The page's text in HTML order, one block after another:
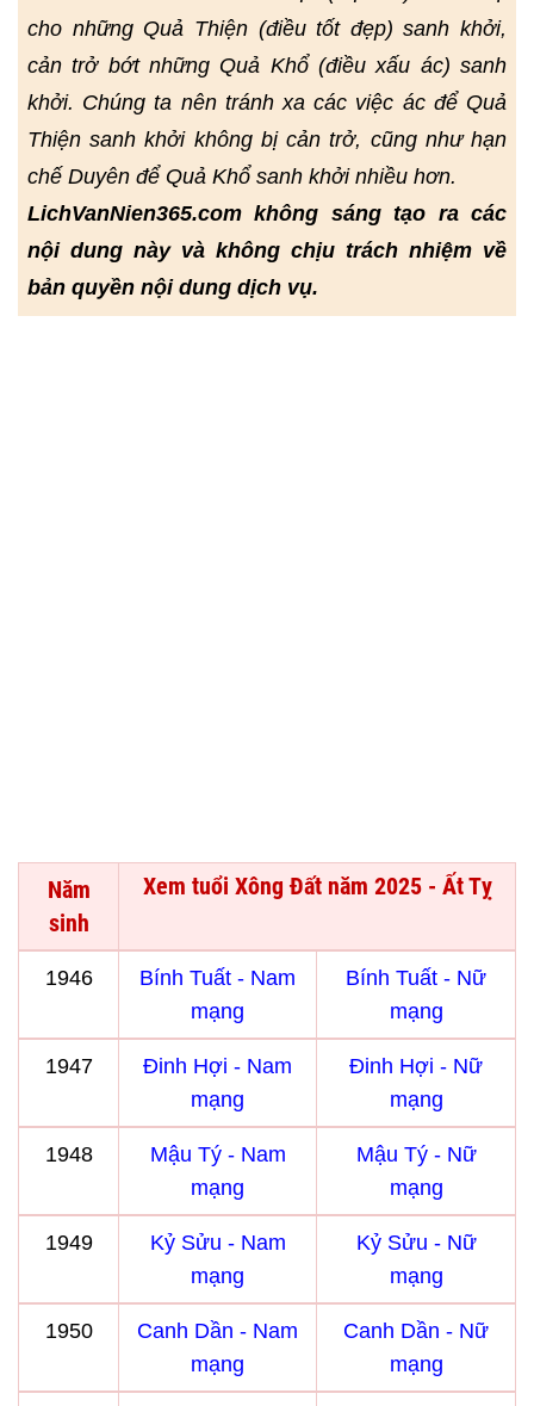
cho những Quả Thiện (điều tốt đẹp) sanh khởi,
cản trở bớt những Quả Khổ (điều xấu ác) sanh
khởi. Chúng ta nên tránh xa các việc ác để Quả
Thiện sanh khởi không bị cản trở, cũng như hạn
chế Duyên để Quả Khổ sanh khởi nhiều hơn.
LichVanNien365.com không sáng tạo ra các
nội dung này và không chịu trách nhiệm về
bản quyền nội dung dịch vụ.
Năm
sinh
Xem tuổi Xông Đất năm 2025 - Ất Tỵ
1946
Bính Tuất - Nam
mạng
Bính Tuất - Nữ
mạng
1947
Đinh Hợi - Nam
mạng
Đinh Hợi - Nữ
mạng
1948
Mậu Tý - Nam
mạng
Mậu Tý - Nữ
mạng
1949
Kỷ Sửu - Nam
mạng
Kỷ Sửu - Nữ
mạng
1950
Canh Dần - Nam
mạng
Canh Dần - Nữ
mạng